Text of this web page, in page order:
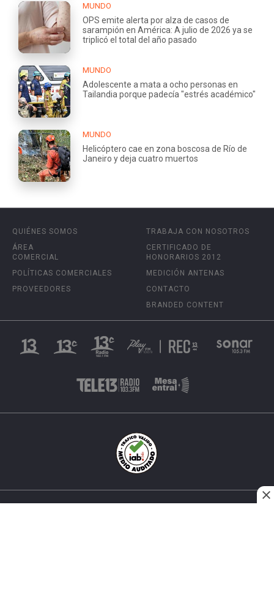
MUNDO
OPS emite alerta por alza de casos de
sarampión en América: A julio de 2026 ya se
triplicó el total del año pasado
MUNDO
Adolescente a mata a ocho personas en
Tailandia porque padecía "estrés académico"
MUNDO
Helicóptero cae en zona boscosa de Río de
Janeiro y deja cuatro muertos
QUIÉNES SOMOS
ÁREA
COMERCIAL
POLÍTICAS COMERCIALES
PROVEEDORES
TRABAJA CON NOSOTROS
CERTIFICADO DE
HONORARIOS 2012
MEDICIÓN ANTENAS
CONTACTO
BRANDED CONTENT